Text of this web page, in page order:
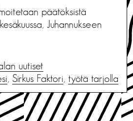
päätöksistä
Juhannukseen
uutiset
, Sirkus Faktori, työtä tarjolla